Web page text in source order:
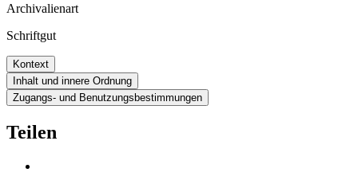
Archivalienart
Schriftgut
Kontext
Inhalt und innere Ordnung
Zugangs- und Benutzungsbestimmungen
Teilen